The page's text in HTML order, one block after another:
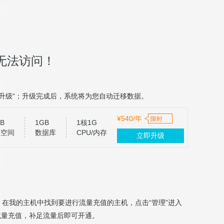
访问！
“；升级完成后，系统将为您自动迁移数据。
间
1GB
数据库
1核1G
CPU/内存
¥540/年 限时
立即升级
在我的主机中找到要进行流量充值的主机，点击“管理”进入
充值，补足流量后即可开通。